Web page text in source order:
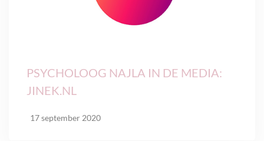
PSYCHOLOOG NAJLA IN DE MEDIA:
JINEK.NL
17 september 2020